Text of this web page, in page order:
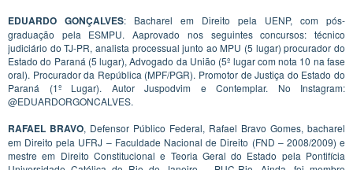
EDUARDO GONÇALVES: Bacharel em Direito pela UENP, com pós-
graduação pela ESMPU. Aaprovado nos seguintes concursos: técnico
judiciário do TJ-PR, analista processual junto ao MPU (5 lugar) procurador do
Estado do Paraná (5 lugar), Advogado da União (5º lugar com nota 10 na fase
oral). Procurador da República (MPF/PGR). Promotor de Justiça do Estado do
Paraná (1º Lugar). Autor Juspodvim e Contemplar. No Instagram:
@EDUARDORGONCALVES.
RAFAEL BRAVO, Defensor Público Federal, Rafael Bravo Gomes, bacharel
em Direito pela UFRJ – Faculdade Nacional de Direito (FND – 2008/2009) e
mestre em Direito Constitucional e Teoria Geral do Estado pela Pontifícia